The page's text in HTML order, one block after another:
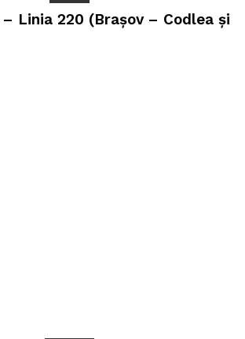
– Linia 220 (Brașov – Codlea și